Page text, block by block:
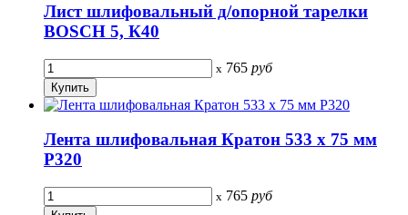
Лист шлифовальный д/опорной тарелки
BOSCH 5, К40
x 765 руб
Лента шлифовальная Кратон 533 х 75 мм
P320
x 765 руб